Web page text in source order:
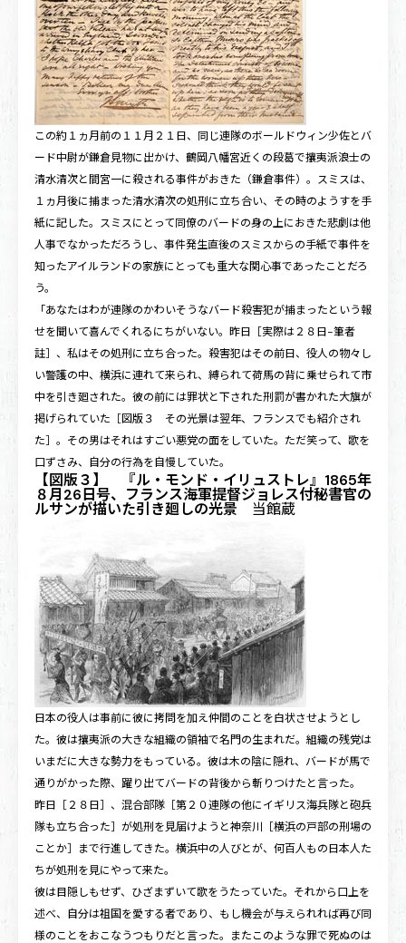
この約１ヵ月前の１１月２１日、同じ連隊のボールドウィン少佐とバ
ード中尉が鎌倉見物に出かけ、鶴岡八幡宮近くの段葛で攘夷派浪士の
清水清次と間宮一に殺される事件がおきた（鎌倉事件）。スミスは、
１ヵ月後に捕まった清水清次の処刑に立ち合い、その時のようすを手
紙に記した。スミスにとって同僚のバードの身の上におきた悲劇は他
人事でなかっただろうし、事件発生直後のスミスからの手紙で事件を
知ったアイルランドの家族にとっても重大な関心事であったことだろ
う。
「あなたはわが連隊のかわいそうなバード殺害犯が捕まったという報
せを聞いて喜んでくれるにちがいない。昨日［実際は２８日−筆者
註］、私はその処刑に立ち合った。殺害犯はその前日、役人の物々し
い警護の中、横浜に連れて来られ、縛られて荷馬の背に乗せられて市
中を引き廻された。彼の前には罪状と下された刑罰が書かれた大旗が
掲げられていた［図版３
その光景は翌年、フランスでも紹介され
た］。その男はそれはすごい悪党の面をしていた。ただ笑って、歌を
口ずさみ、自分の行為を自慢していた。
【図版３】 『ル・モンド・イリュストレ』1865年
８月26日号、フランス海軍提督ジョレス付秘書官の
ルサンが描いた引き廻しの光景 当館蔵
日本の役人は事前に彼に拷問を加え仲間のことを白状させようとし
た。彼は攘夷派の大きな組織の領袖で名門の生まれだ。組織の残党は
いまだに大きな勢力をもっている。彼は木の陰に隠れ、バードが馬で
通りがかった際、躍り出てバードの背後から斬りつけたと言った。
昨日［２８日］、混合部隊［第２０連隊の他にイギリス海兵隊と砲兵
隊も立ち合った］が処刑を見届けようと神奈川［横浜の戸部の刑場の
ことか］まで行進してきた。横浜中の人びとが、何百人もの日本人た
ちが処刑を見にやって来た。
彼は目隠しもせず、ひざまずいて歌をうたっていた。それから口上を
述べ、自分は祖国を愛する者であり、もし機会が与えられれば再び同
様のことをおこなうつもりだと言った。またこのような罪で死ぬのは